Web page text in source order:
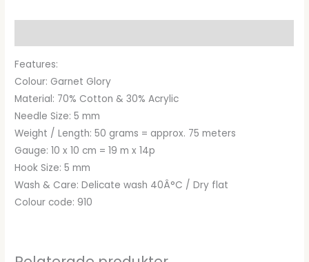
Features:
Colour: Garnet Glory
Material: 70% Cotton & 30% Acrylic
Needle Size: 5 mm
Weight / Length: 50 grams = approx. 75 meters
Gauge: 10 x 10 cm = 19 m x 14p
Hook Size: 5 mm
Wash & Care: Delicate wash 40Â°C / Dry flat
Colour code: 910